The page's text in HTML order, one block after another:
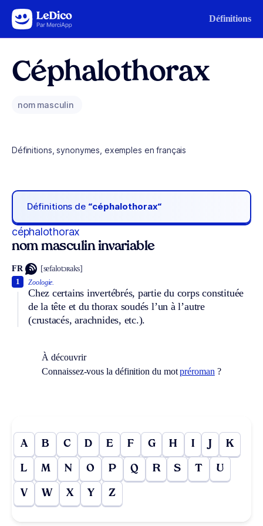
Aller au contenu Définitions
Céphalothorax
nom masculin
Définitions, synonymes, exemples en français
Définitions de “céphalothorax“
céphalothorax
nom masculin invariable
FR [sefalotɔʀaks]
Zoologie.
Chez certains invertébrés, partie du corps constituée
de la tête et du thorax soudés l’un à l’autre
(crustacés, arachnides, etc.).
1
À découvrir
Connaissez-vous la définition du motpréroman ?
A B C D E F G H I J K
L M N O P Q R S T U
V W X Y Z